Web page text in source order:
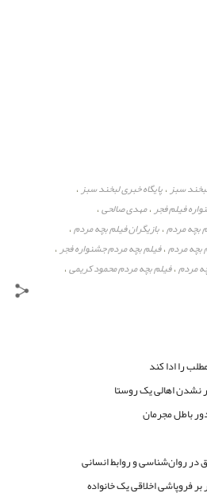
سبز،پایگاه خبری لبخند سبز،
فیلم فجر،مهدی صالحی،
بچه مردم،بازیگران فیلم بچه مردم،
بچه مردم،فیلم بچه مردم جشنواره فجر،
مردم،فیلم بچه مردم محمود کریمی،
را ادا کند
نشدن اهالی یک روستا
باطل مجرمان
در روان‌شناسی و روابط انسانی
فروپاشی اخلاقی یک خانواده